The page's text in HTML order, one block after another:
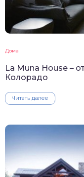
Дома
La Muna House –
Колорадо
Читать далее